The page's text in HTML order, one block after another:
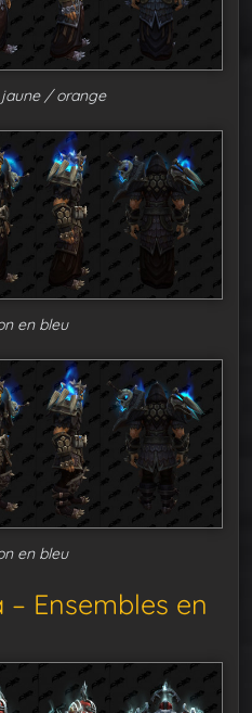
jaune / orange
en bleu
en bleu
Ensembles en